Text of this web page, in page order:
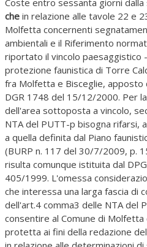
che in relazione alle tavole 22 e
Molfetta concernenti
ambientali e il Riferimento
riportato il vincolo paesaggistico
protezione faunistica di Torre
fra Molfetta e Bisceglie, apposto
DGR 1748 del 15/12/2000. Per
dell'area sottoposta a vincolo,
NTA del PUTT-p bisogna rifarsi,
a quella definita dal Piano
(BURP n. 117 del 30/7/2009, p.
risulta comunque istituita dal
405/1999. L'omessa
che interessa una larga fascia di
dell'art.4 comma3 delle NTA del
consentire al Comune di
protetta ai fini della redazione